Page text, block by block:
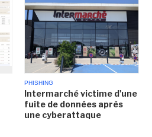
PHISHING
Intermarché victime d'une
fuite de données après
une cyberattaque